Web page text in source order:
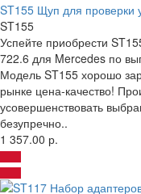
ST155 Щуп для
ST155
Успейте приобрести
722.6 для Mercedes по
Модель ST155 хорошо
рынке цена-качество!
усовершенствовать
безупречно..
1 357.00 р.